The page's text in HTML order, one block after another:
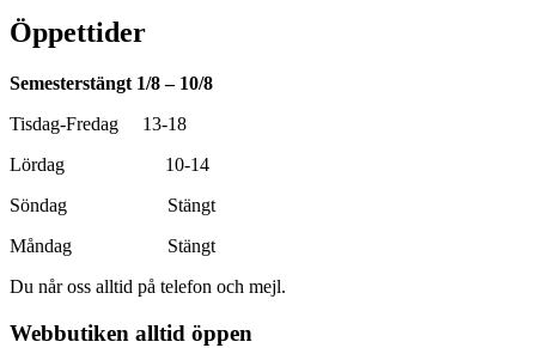
Öppettider
Semesterstängt 1/8 – 10/8
Tisdag-Fredag 13-18
Lördag 10-14
Söndag Stängt
Måndag Stängt
Du når oss alltid på telefon och mejl.
Webbutiken alltid öppen